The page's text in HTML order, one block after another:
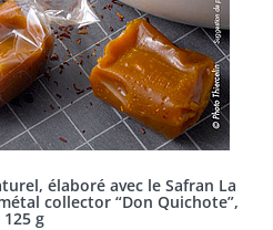
élaboré avec le Safran La
collector “Don Quichote”,
125 g